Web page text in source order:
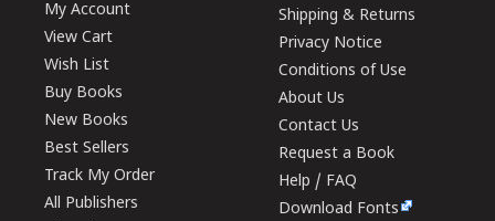
My Account
View Cart
Wish List
Buy Books
New Books
Best Sellers
Track My Order
All Publishers
Shipping & Returns
Privacy Notice
Conditions of Use
About Us
Contact Us
Request a Book
Help / FAQ
Download Fonts